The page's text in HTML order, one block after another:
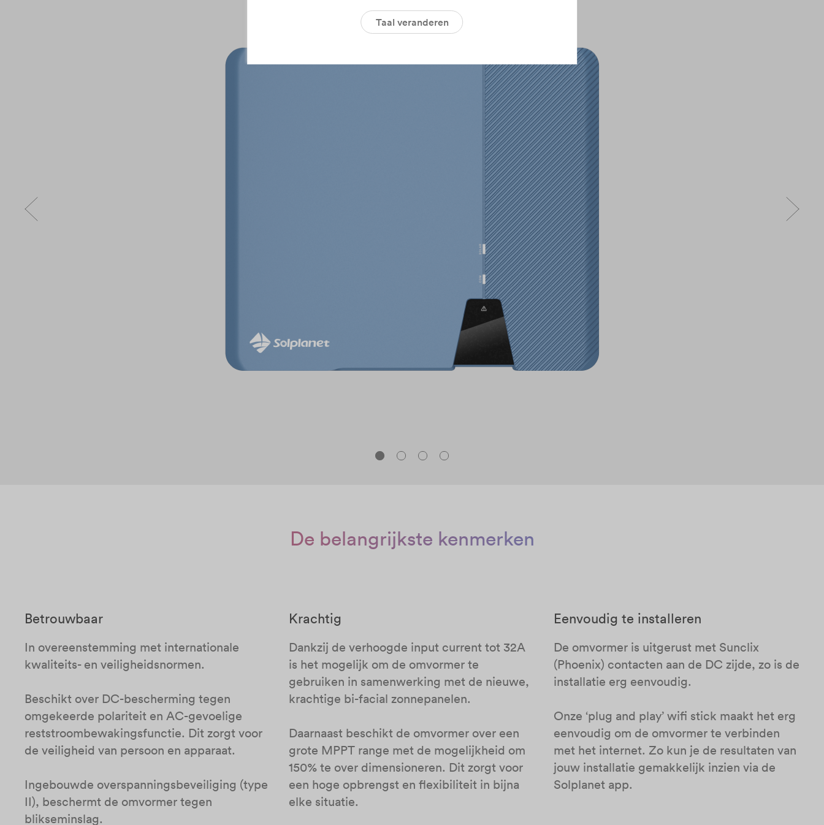
De belangrijkste kenmerken
Betrouwbaar
In overeenstemming met internationale
kwaliteits- en veiligheidsnormen.
Beschikt over DC-bescherming tegen
omgekeerde polariteit en AC-gevoelige
reststroombewakingsfunctie. Dit zorgt voor
de veiligheid van persoon en apparaat.​
Ingebouwde overspanningsbeveiliging (type
II), beschermt de omvormer tegen
blikseminslag.​
Krachtig
Dankzij de verhoogde input current tot 32A
is het mogelijk om de omvormer te
gebruiken in samenwerking met de nieuwe,
krachtige bi-facial zonnepanelen.
Daarnaast beschikt de omvormer over een
grote MPPT range met de mogelijkheid om
150% te over dimensioneren. Dit zorgt voor
een hoge opbrengst en flexibiliteit in bijna
elke situatie.
Eenvoudig te installeren
De omvormer is uitgerust met Sunclix
(Phoenix) contacten aan de DC zijde, zo is de
installatie erg eenvoudig.
Onze ‘plug and play’ wifi stick maakt het erg
eenvoudig om de omvormer te verbinden
met het internet. Zo kun je de resultaten van
jouw installatie gemakkelijk inzien via de
Solplanet app.
Taal veranderen